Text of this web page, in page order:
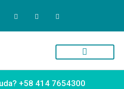
+58 414 7654300